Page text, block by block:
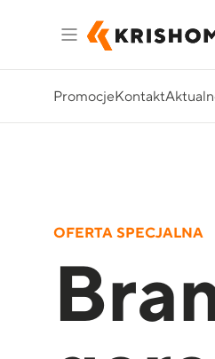
PromocjeKontakt
OFERTA SPECJALNA